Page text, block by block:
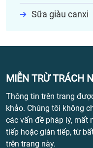
Sữa giàu canxi
MIỄN TRỪ TRÁCH
Thông tin trên trang
khảo. Chúng tôi không
các vấn đề pháp lý, mất
tiếp hoặc gián tiếp, từ
trên trang này.